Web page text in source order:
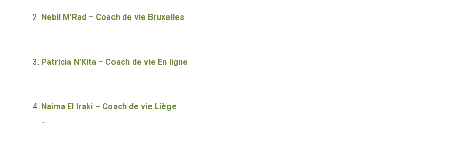
Nebil M’Rad – Coach de vie Bruxelles
...
Patricia N’Kita – Coach de vie En ligne
...
Naima El Iraki – Coach de vie Liège
...